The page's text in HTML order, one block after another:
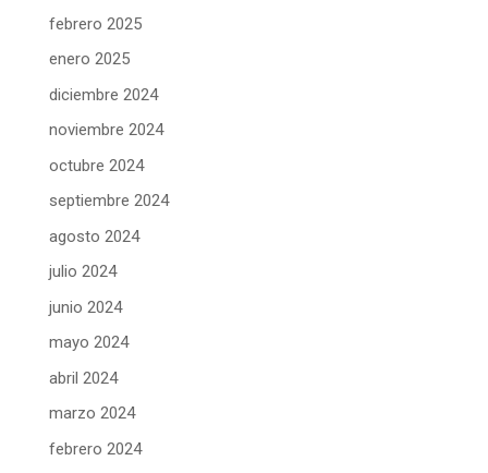
febrero 2025
enero 2025
diciembre 2024
noviembre 2024
octubre 2024
septiembre 2024
agosto 2024
julio 2024
junio 2024
mayo 2024
abril 2024
marzo 2024
febrero 2024